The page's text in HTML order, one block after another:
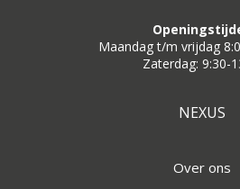
Maandag t/m vrijdag
Zaterdag: 9:30-
NEXUS
Over ons